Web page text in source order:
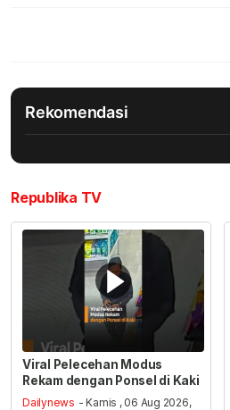
Rekomendasi
Republika TV
Viral Pelecehan Modus
Rekam dengan Ponsel di Kaki
Dailynews - Kamis , 06 Aug 2026,